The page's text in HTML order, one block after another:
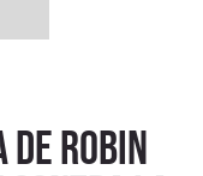
Robin